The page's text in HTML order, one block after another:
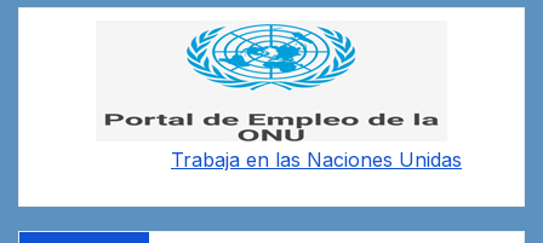
Trabaja en las Naciones Unidas